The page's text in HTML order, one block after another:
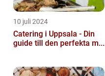
10 juli 2024
Catering i Uppsala - Din
guide till den perfekta m...